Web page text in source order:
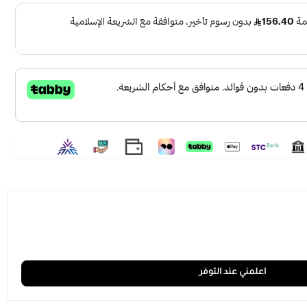
وانيق ومميز يضفي لمسة جمالية فاحرة على اي مكان يوضع فيه
وغرفة الاطفال او اعلى طاولة الطعام
المثاليلمن يبحثون عن اضافة جميلة وعصرية لمساحتهم
فولت
مصنوع من مواد عالية الجودة لضمان المتانة والصلابة وعمرا
عليه
احصل على كل ما هو جديد ورائج في الاسواق وبافضل الاسعار
اضاءة بيضاء ، اضاءة صفراء ، اضاءة كريمى
اعلمني عند التوفر